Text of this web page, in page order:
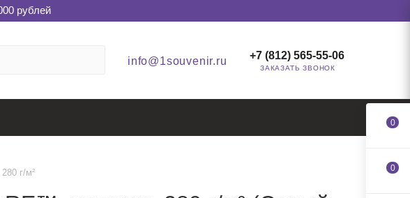
рублей
info@1souvenir.ru +7 (812) 565-55-06
ЗАКАЗАТЬ ЗВОНОК
г/м²
0
0